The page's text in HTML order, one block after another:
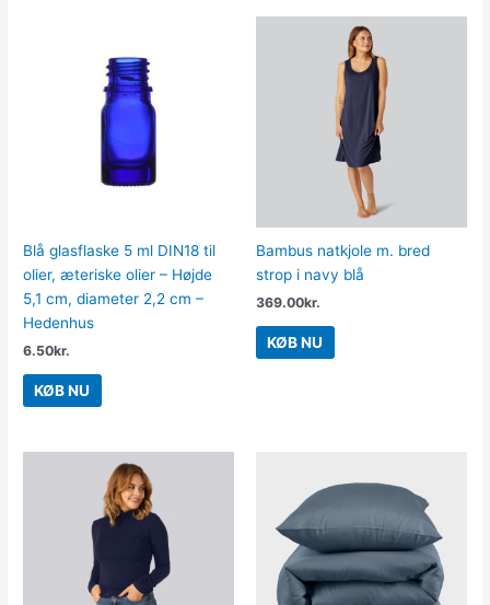
Blå glasflaske 5 ml DIN18 til
olier, æteriske olier – Højde
5,1 cm, diameter 2,2 cm –
Hedenhus
6.50kr.
KØB NU
Bambus natkjole m. bred
strop i navy blå
369.00kr.
KØB NU